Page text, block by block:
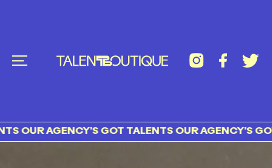
GOT TALENTS OUR AGENCY’S GOT